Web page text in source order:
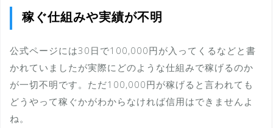
稼ぐ仕組みや実績が不明
公式ページには30日で100,000円が入ってくるなどと書
かれていましたが実際にどのような仕組みで稼げるのか
が一切不明です。ただ100,000円が稼げると言われても
どうやって稼ぐかがわからなければ信用はできませんよ
ね。